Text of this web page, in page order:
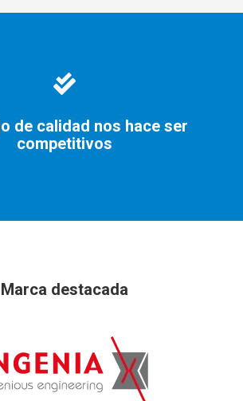
de calidad nos hace ser
competitivos
Marca destacada